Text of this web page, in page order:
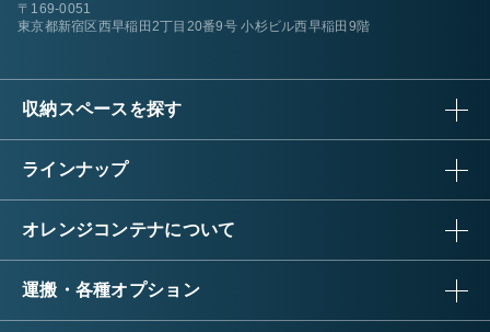
〒169-0051
東京都新宿区西早稲田2丁目20番9号 小杉ビル西早稲田9階
収納スペースを探す
ラインナップ
オレンジコンテナについて
運搬・各種オプション